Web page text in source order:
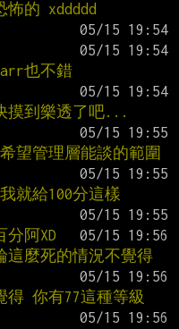
的 xddddd
也不錯
摸到樂透了吧...
望管理層能談的範圍
就給100分這樣
阿XD
這麼死的情況不覺得
得 你有77這種等級